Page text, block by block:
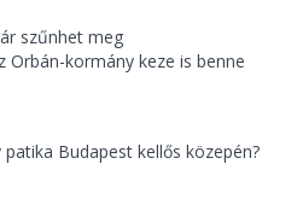
szűnhet meg
Orbán-kormány keze is benne
Budapest kellős közepén?